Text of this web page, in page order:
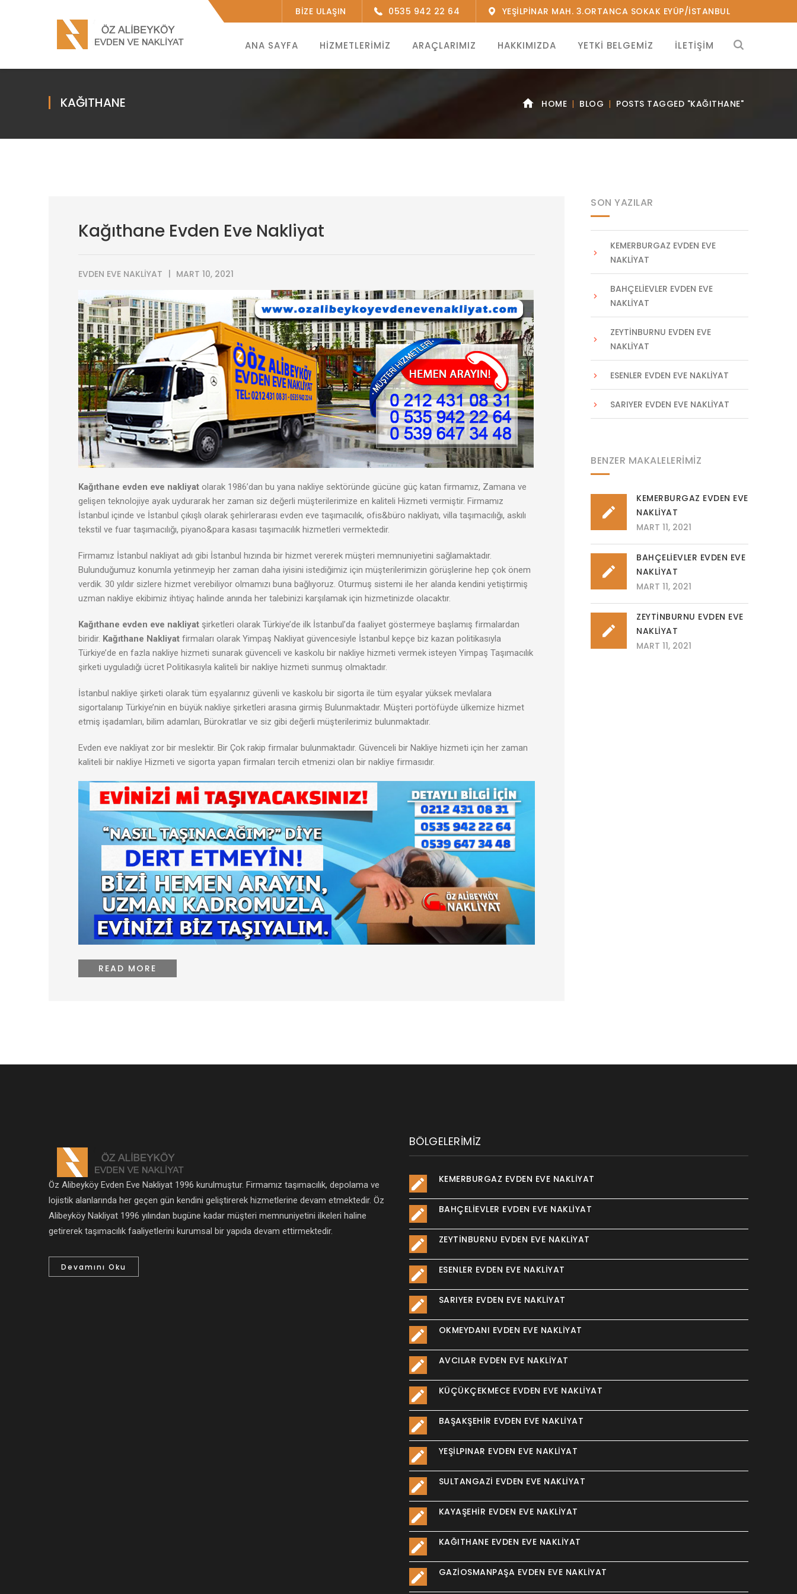
BIZE ULAŞIN 0535 942 22 64 YEŞILPINAR MAH. 3.ORTANCA SOKAK EYÜP/ISTANBUL
ANA SAYFA HIZMETLERIMIZ ARAÇLARIMIZ HAKKIMIZDA YETKI BELGEMIZ İLETIŞIM
KAĞITHANE HOME BLOG POSTS TAGGED "KAĞITHANE"
Kağıthane Evden Eve Nakliyat
EVDEN EVE NAKLIYAT MART 10, 2021
Kağıthane evden eve nakliyat olarak 1986’dan bu yana nakliye sektöründe gücüne güç katan firmamız, Zamana ve
gelişen teknolojiye ayak uydurarak her zaman siz değerli müşterilerimize en kaliteli Hizmeti vermiştir. Firmamız
İstanbul içinde ve İstanbul çıkışlı olarak şehirlerarası evden eve taşımacılık, ofis&büro nakliyatı, villa taşımacılığı, askılı
tekstil ve fuar taşımacılığı, piyano&para kasası taşımacılık hizmetleri vermektedir.
Firmamız İstanbul nakliyat adı gibi İstanbul hızında bir hizmet vererek müşteri memnuniyetini sağlamaktadır.
Bulunduğumuz konumla yetinmeyip her zaman daha iyisini istediğimiz için müşterilerimizin görüşlerine hep çok önem
verdik. 30 yıldır sizlere hizmet verebiliyor olmamızı buna bağlıyoruz. Oturmuş sistemi ile her alanda kendini yetiştirmiş
uzman nakliye ekibimiz ihtiyaç halinde anında her talebinizi karşılamak için hizmetinizde olacaktır.
Kağıthane evden eve nakliyat şirketleri olarak Türkiye’de ilk İstanbul’da faaliyet göstermeye başlamış firmalardan
biridir. Kağıthane Nakliyat firmaları olarak Yimpaş Nakliyat güvencesiyle İstanbul kepçe biz kazan politikasıyla
Türkiye’de en fazla nakliye hizmeti sunarak güvenceli ve kaskolu bir nakliye hizmeti vermek isteyen Yimpaş Taşımacılık
şirketi uyguladığı ücret Politikasıyla kaliteli bir nakliye hizmeti sunmuş olmaktadır.
İstanbul nakliye şirketi olarak tüm eşyalarınız güvenli ve kaskolu bir sigorta ile tüm eşyalar yüksek mevlalara
sigortalanıp Türkiye’nin en büyük nakliye şirketleri arasına girmiş Bulunmaktadır. Müşteri portöfüyde ülkemize hizmet
etmiş işadamları, bilim adamları, Bürokratlar ve siz gibi değerli müşterilerimiz bulunmaktadır.
Evden eve nakliyat zor bir meslektir. Bir Çok rakip firmalar bulunmaktadır. Güvenceli bir Nakliye hizmeti için her zaman
kaliteli bir nakliye Hizmeti ve sigorta yapan firmaları tercih etmenizi olan bir nakliye firmasıdır.
READ MORE
SON YAZILAR
KEMERBURGAZ EVDEN EVE
NAKLIYAT
BAHÇELIEVLER EVDEN EVE
NAKLIYAT
ZEYTINBURNU EVDEN EVE
NAKLIYAT
ESENLER EVDEN EVE NAKLIYAT
SARIYER EVDEN EVE NAKLIYAT
BENZER MAKALELERIMIZ
KEMERBURGAZ EVDEN EVE
NAKLIYAT
MART 11, 2021
BAHÇELIEVLER EVDEN EVE
NAKLIYAT
MART 11, 2021
ZEYTINBURNU EVDEN EVE
NAKLIYAT
MART 11, 2021
Öz Alibeyköy Evden Eve Nakliyat 1996 kurulmuştur. Firmamız taşımacılık, depolama ve
lojistik alanlarında her geçen gün kendini geliştirerek hizmetlerine devam etmektedir. Öz
Alibeyköy Nakliyat 1996 yılından bugüne kadar müşteri memnuniyetini ilkeleri haline
getirerek taşımacılık faaliyetlerini kurumsal bir yapıda devam ettirmektedir.
Devamını Oku
BÖLGELERIMIZ
KEMERBURGAZ EVDEN EVE NAKLIYAT
BAHÇELIEVLER EVDEN EVE NAKLIYAT
ZEYTINBURNU EVDEN EVE NAKLIYAT
ESENLER EVDEN EVE NAKLIYAT
SARIYER EVDEN EVE NAKLIYAT
OKMEYDANI EVDEN EVE NAKLIYAT
AVCILAR EVDEN EVE NAKLIYAT
KÜÇÜKÇEKMECE EVDEN EVE NAKLIYAT
BAŞAKŞEHIR EVDEN EVE NAKLIYAT
YEŞILPINAR EVDEN EVE NAKLIYAT
SULTANGAZI EVDEN EVE NAKLIYAT
KAYAŞEHIR EVDEN EVE NAKLIYAT
KAĞITHANE EVDEN EVE NAKLIYAT
GAZIOSMANPAŞA EVDEN EVE NAKLIYAT